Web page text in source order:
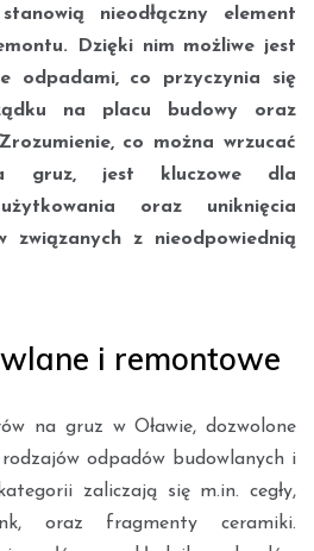
nieodłączny element
Dzięki nim możliwe jest
odpadami, co przyczynia się
na placu budowy oraz
co można wrzucać
gruz, jest kluczowe dla
oraz uniknięcia
związanych z nieodpowiednią
i remontowe
na gruz w Oławie, dozwolone
odpadów budowlanych i
zaliczają się m.in. cegły,
oraz fragmenty ceramiki.